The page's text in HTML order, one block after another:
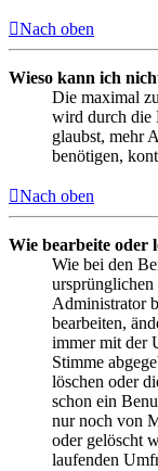
Nach oben
Wieso kann ich
Die maximal
wird durch die
glaubst, mehr
benötigen,
Nach oben
Wie bearbeite oder
Wie bei den
ursprünglichen
Administrator
bearbeiten,
immer mit der
Stimme
löschen oder
schon ein
nur noch von
oder gelöscht
laufenden